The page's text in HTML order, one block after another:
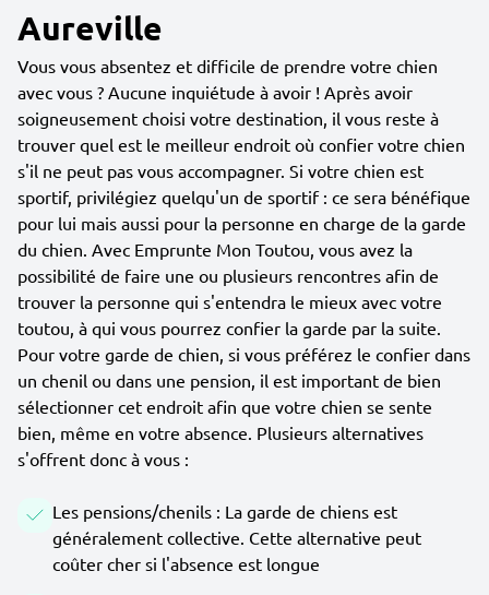
Aureville
Vous vous absentez et difficile de prendre votre chien
avec vous ? Aucune inquiétude à avoir ! Après avoir
soigneusement choisi votre destination, il vous reste à
trouver quel est le meilleur endroit où confier votre chien
s'il ne peut pas vous accompagner. Si votre chien est
sportif, privilégiez quelqu'un de sportif : ce sera bénéfique
pour lui mais aussi pour la personne en charge de la garde
du chien. Avec Emprunte Mon Toutou, vous avez la
possibilité de faire une ou plusieurs rencontres afin de
trouver la personne qui s'entendra le mieux avec votre
toutou, à qui vous pourrez confier la garde par la suite.
Pour votre garde de chien, si vous préférez le confier dans
un chenil ou dans une pension, il est important de bien
sélectionner cet endroit afin que votre chien se sente
bien, même en votre absence. Plusieurs alternatives
s'offrent donc à vous :
Les pensions/chenils : La garde de chiens est
généralement collective. Cette alternative peut
coûter cher si l'absence est longue